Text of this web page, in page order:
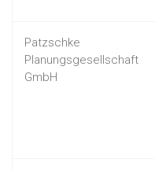
Patzschke
Planungsgesellschaft
GmbH